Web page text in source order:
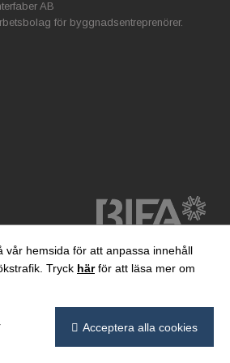
AB
för byggnadsentreprenörer.
vår hemsida för att anpassa innehåll
Tryck härför att läsa mer om
Acceptera alla cookies